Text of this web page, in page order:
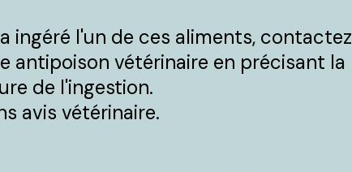
ingéré l'un de ces aliments, contactez
antipoison vétérinaire en précisant la
de l'ingestion.
avis vétérinaire.